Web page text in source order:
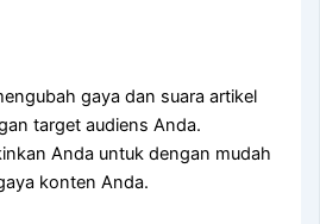
gaya dan suara artikel
target audiens Anda.
Anda untuk dengan mudah
konten Anda.